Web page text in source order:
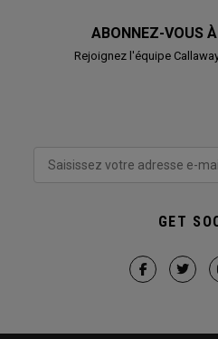
ABONNEZ-VOUS
Rejoignez l'équipe
GET